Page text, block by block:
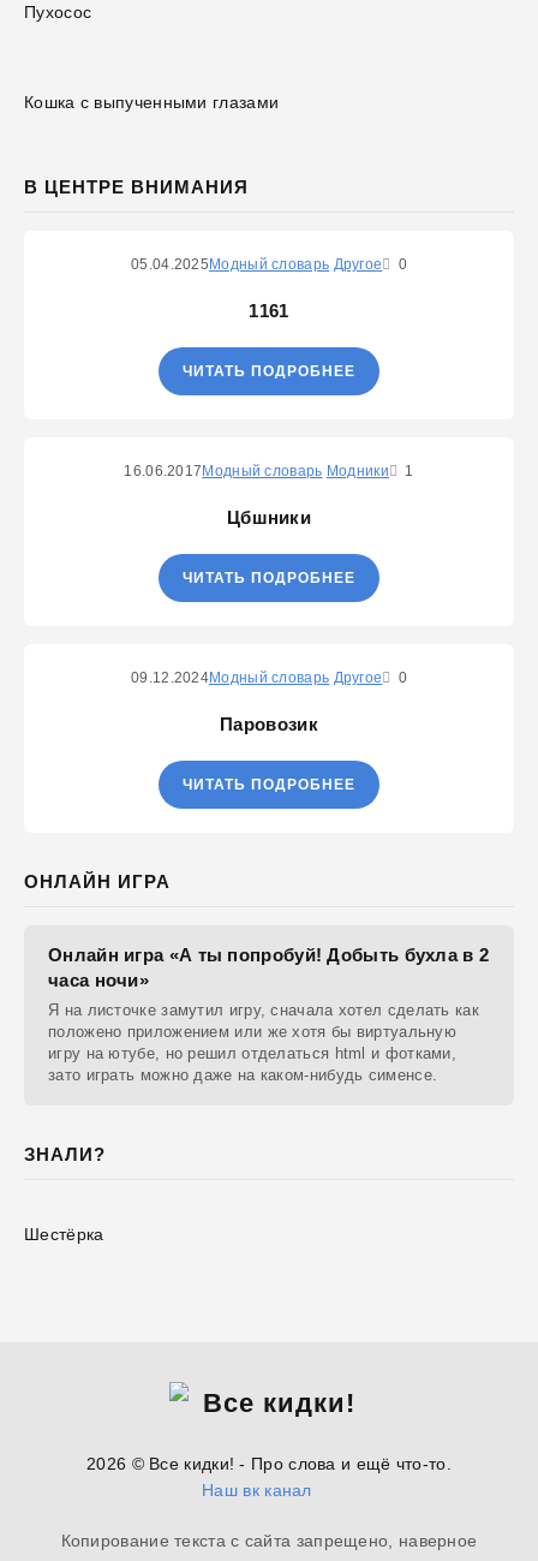
Пухосос
Кошка с выпученными глазами
В ЦЕНТРЕ ВНИМАНИЯ
05.04.2025 Модный словарь Другое 0
1161
ЧИТАТЬ ПОДРОБНЕЕ
16.06.2017 Модный словарь Модники 1
Цбшники
ЧИТАТЬ ПОДРОБНЕЕ
09.12.2024Модный словарь Другое 0
Паровозик
ЧИТАТЬ ПОДРОБНЕЕ
ОНЛАЙН ИГРА
Онлайн игра «А ты попробуй! Добыть бухла в 2
часа ночи»
Я на листочке замутил игру, сначала хотел сделать как
положено приложением или же хотя бы виртуальную
игру на ютубе, но решил отделаться html и фотками,
зато играть можно даже на каком-нибудь сименсе.
ЗНАЛИ?
Шестёрка
2026 © Все кидки! - Про слова и ещё что-то.
Наш вк канал
Копирование текста с сайта запрещено, наверное